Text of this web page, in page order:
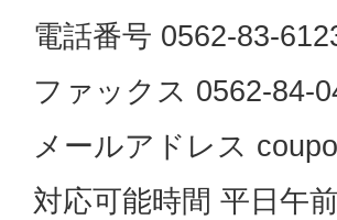
電話番号 0562-83-
ファックス 0562-84-
メールアドレス
対応可能時間 平日午